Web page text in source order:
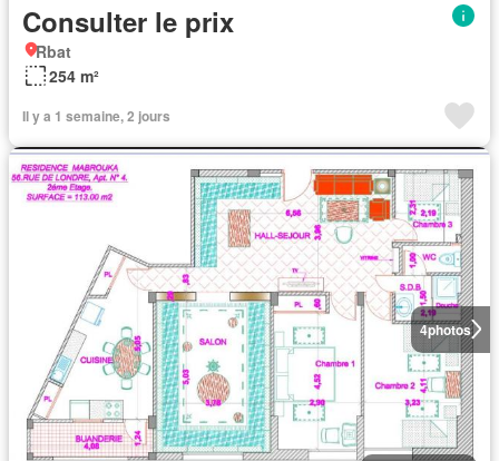
Consulter le prix
Rbat
254 m²
Il y a 1 semaine, 2 jours
4photos